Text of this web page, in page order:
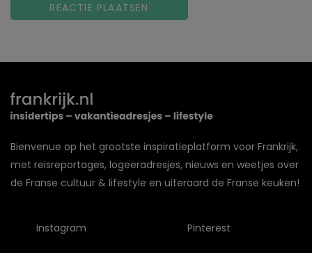
Bienvenue op het grootste inspiratieplatform voor Frankrijk,
met reisreportages, logeeradresjes, nieuws en weetjes over
de Franse cultuur & lifestyle en uiteraard de Franse keuken!
Instagram Pinterest